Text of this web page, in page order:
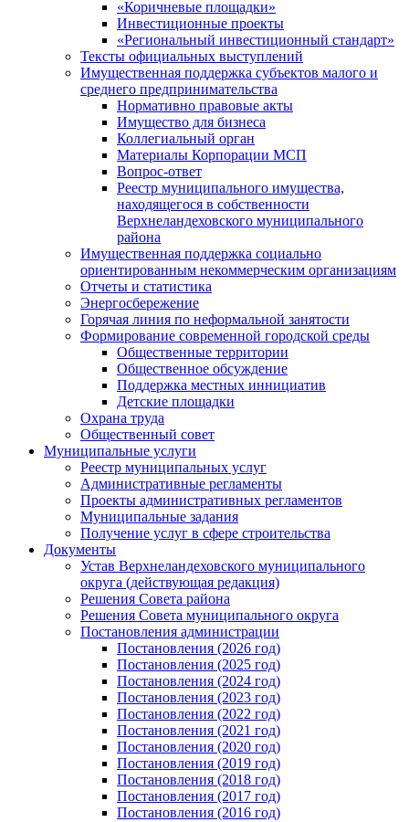
«Коричневые площадки»
Инвестиционные проекты
«Региональный инвестиционный стандарт»
Тексты официальных выступлений
Имущественная поддержка субъектов малого и
среднего предпринимательства
Нормативно правовые акты
Имущество для бизнеса
Коллегиальный орган
Материалы Корпорации МСП
Вопрос-ответ
Реестр муниципального имущества,
находящегося в собственности
Верхнеландеховского муниципального
района
Имущественная поддержка социально
ориентированным некоммерческим организациям
Отчеты и статистика
Энергосбережение
Горячая линия по неформальной занятости
Формирование современной городской среды
Общественные территории
Общественное обсуждение
Поддержка местных иннициатив
Детские площадки
Охрана труда
Общественный совет
Муниципальные услуги
Реестр муниципальных услуг
Административные регламенты
Проекты административных регламентов
Муниципальные задания
Получение услуг в сфере строительства
Документы
Устав Верхнеландеховского муниципального
округа (действующая редакция)
Решения Совета района
Решения Совета муниципального округа
Постановления администрации
Постановления (2026 год)
Постановления (2025 год)
Постановления (2024 год)
Постановления (2023 год)
Постановления (2022 год)
Постановления (2021 год)
Постановления (2020 год)
Постановления (2019 год)
Постановления (2018 год)
Постановления (2017 год)
Постановления (2016 год)